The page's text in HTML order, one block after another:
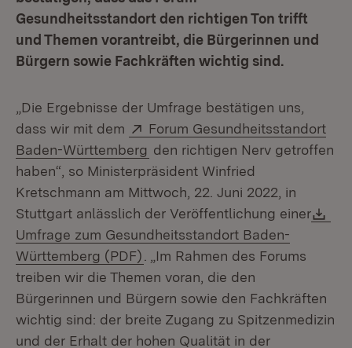
Gesundheitsstandort den richtigen Ton trifft
und Themen vorantreibt, die Bürgerinnen und
Bürgern sowie Fachkräften wichtig sind.
„Die Ergebnisse der Umfrage bestätigen uns,
dass wir mit dem
Extern:
Forum Gesundheitsstandort
Baden-Württemberg (Öffnet in neuem Fenster)
den richtigen Nerv getroffen
haben“, so Ministerpräsident Winfried
Kretschmann am Mittwoch, 22. Juni 2022, in
Stuttgart anlässlich der Veröffentlichung einer
Umfrage zum Gesundheitsstandort Baden-
Württemberg (PDF) (Öffnet in neuem Fenster)
. „Im Rahmen des Forums
treiben wir die Themen voran, die den
Bürgerinnen und Bürgern sowie den Fachkräften
wichtig sind: der breite Zugang zu Spitzenmedizin
und der Erhalt der hohen Qualität in der